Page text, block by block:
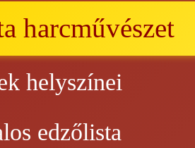
harcművészet
helyszínei
edzőlista